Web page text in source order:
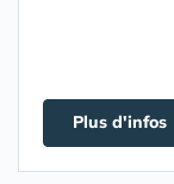
Plus d'infos